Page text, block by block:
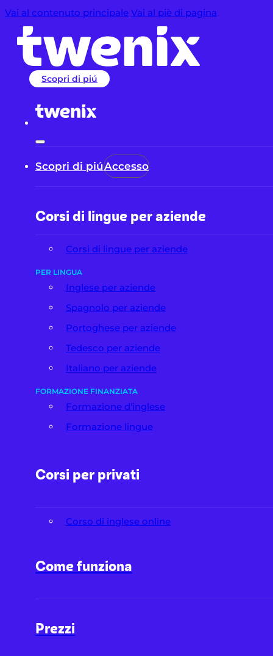
Vai al contenuto principale Vai al piè di pagina
Scopri di piú
Scopri di piúAccesso
Corsi di lingue per aziende
Corsi di lingue per aziende
PER LINGUA
Inglese per aziende
Spagnolo per aziende
Portoghese per aziende
Tedesco per aziende
Italiano per aziende
FORMAZIONE FINANZIATA
Formazione d'inglese
Formazione lingue
Corsi per privati
Corso di inglese online
Come funziona
Prezzi